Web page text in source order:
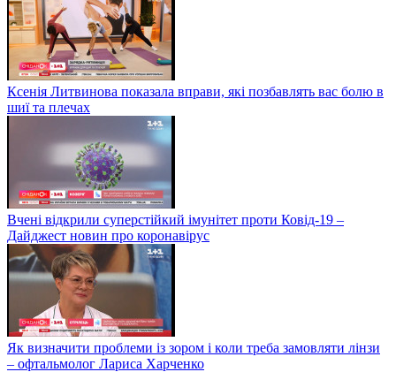
Ксенія Литвинова показала вправи, які позбавлять вас болю в
шиї та плечах
Вчені відкрили суперстійкий імунітет проти Ковід-19 –
Дайджест новин про коронавірус
Як визначити проблеми із зором і коли треба замовляти лінзи
– офтальмолог Лариса Харченко